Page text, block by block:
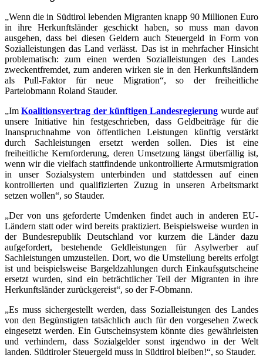
„Wenn die in Südtirol lebenden Migranten knapp 90 Millionen Euro
in ihre Herkunftsländer geschickt haben, so muss man davon
ausgehen, dass bei diesen Geldern auch Steuergeld in Form von
Sozialleistungen das Land verlässt. Das ist in mehrfacher Hinsicht
problematisch: zum einen werden Sozialleistungen des Landes
zweckentfremdet, zum anderen wirken sie in den Herkunftsländern
als Pull-Faktor für neue Migration“, so der freiheitliche
Parteiobmann Roland Stauder.
„ImKoalitionsvertrag der künftigen Landesregierung wurde auf
unsere Initiative hin festgeschrieben, dass Geldbeiträge für die
Inanspruchnahme von öffentlichen Leistungen künftig verstärkt
durch Sachleistungen ersetzt werden sollen. Dies ist eine
freiheitliche Kernforderung, deren Umsetzung längst überfällig ist,
wenn wir die vielfach stattfindende unkontrollierte Armutsmigration
in unser Sozialsystem unterbinden und stattdessen auf einen
kontrollierten und qualifizierten Zuzug in unseren Arbeitsmarkt
setzen wollen“, so Stauder.
„Der von uns geforderte Umdenken findet auch in anderen EU-
Ländern statt oder wird bereits praktiziert. Beispielsweise wurden in
der Bundesrepublik Deutschland vor kurzem die Länder dazu
aufgefordert, bestehende Geldleistungen für Asylwerber auf
Sachleistungen umzustellen. Dort, wo die Umstellung bereits erfolgt
ist und beispielsweise Bargeldzahlungen durch Einkaufsgutscheine
ersetzt wurden, sind ein beträchtlicher Teil der Migranten in ihre
Herkunftsländer zurückgereist“, so der F-Obmann.
„Es muss sichergestellt werden, dass Sozialleistungen des Landes
von den Begünstigten tatsächlich auch für den vorgesehen Zweck
eingesetzt werden. Ein Gutscheinsystem könnte dies gewährleisten
und verhindern, dass Sozialgelder sonst irgendwo in der Welt
landen. Südtiroler Steuergeld muss in Südtirol bleiben!“, so Stauder.